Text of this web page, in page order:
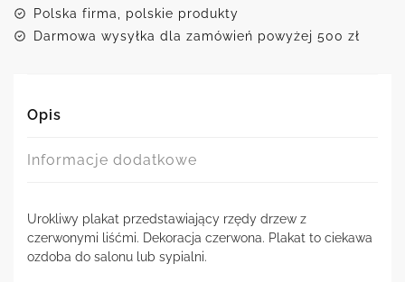
Polska firma, polskie produkty
Darmowa wysyłka dla zamówień powyżej 500 zł
Opis
Informacje dodatkowe
Urokliwy plakat przedstawiający rzędy drzew z
czerwonymi liśćmi. Dekoracja czerwona. Plakat to ciekawa
ozdoba do salonu lub sypialni.